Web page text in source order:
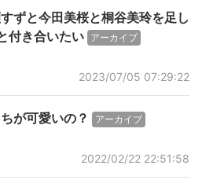
ずと今田美桜と桐谷美玲を足し
付き合いたい アーカイブ
2023/07/05 07:29:22
が可愛いの？ アーカイブ
2022/02/22 22:51:58